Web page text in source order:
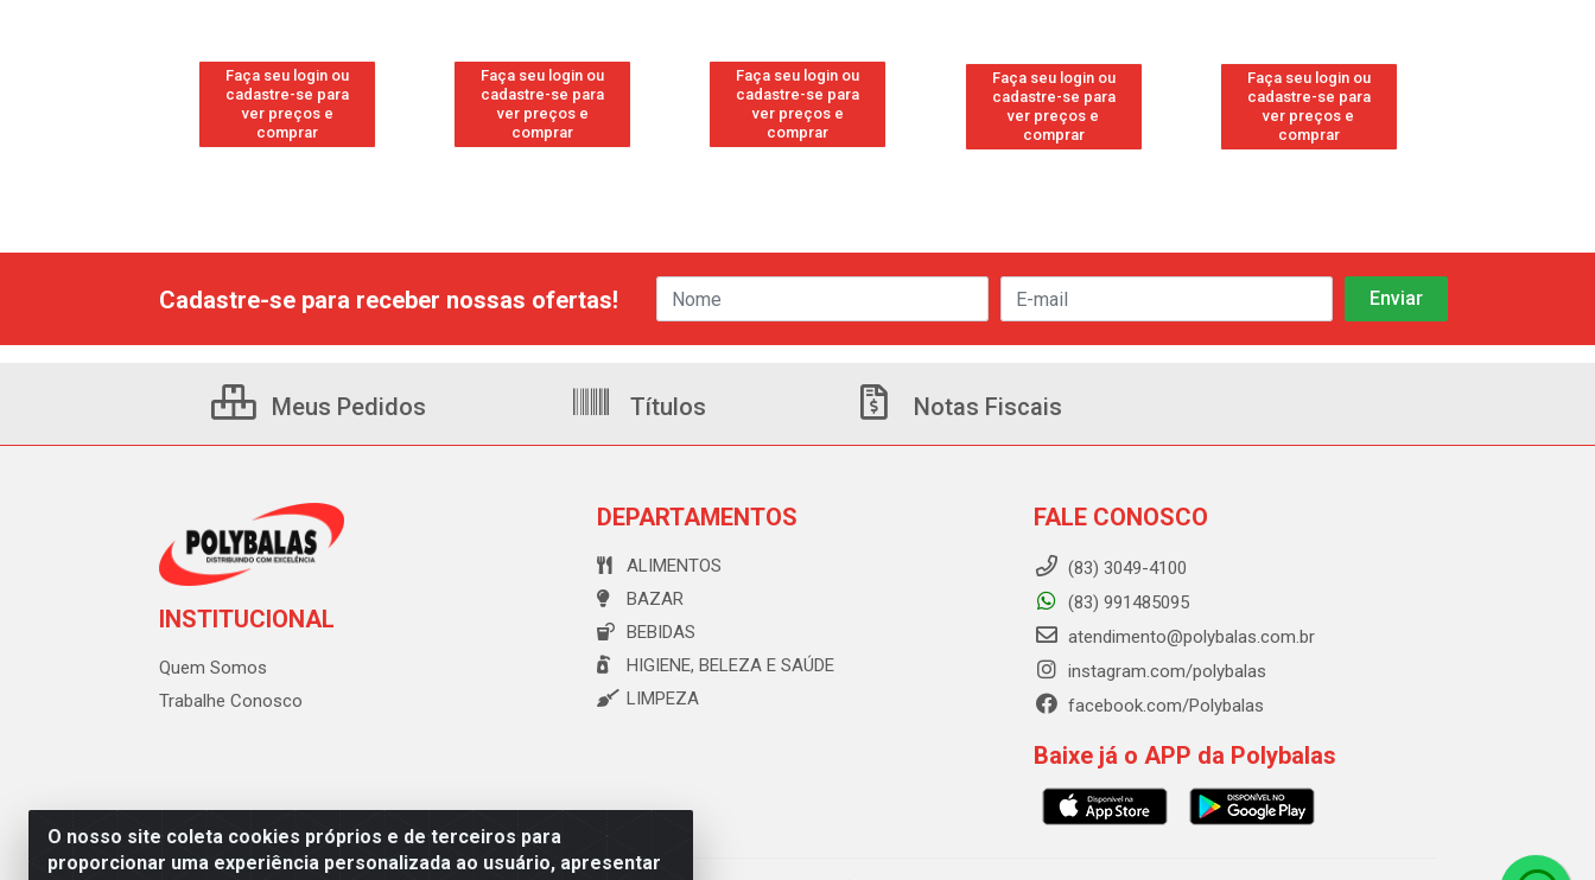
Faça seu login ou
cadastre-se para
ver preços e
comprar
Faça seu login ou
cadastre-se para
ver preços e
comprar
Faça seu login ou
cadastre-se para
ver preços e
comprar
Faça seu login ou
cadastre-se para
ver preços e
comprar
Faça seu login ou
cadastre-se para
ver preços e
comprar
O nosso site coleta cookies próprios e de terceiros para
proporcionar uma experiência personalizada ao usuário, apresentar
Cadastre-se para receber nossas ofertas!
Meus Pedidos Títulos Notas Fiscais
INSTITUCIONAL
Quem Somos
Trabalhe Conosco
DEPARTAMENTOS
ALIMENTOS
BAZAR
BEBIDAS
HIGIENE, BELEZA E SAÚDE
LIMPEZA
FALE CONOSCO
(83) 3049-4100
(83) 991485095
atendimento@polybalas.com.br
instagram.com/polybalas
facebook.com/Polybalas
Baixe já o APP da Polybalas